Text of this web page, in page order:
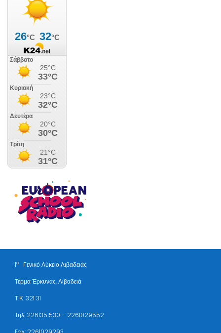
1ο
Γενικό Λύκειο Λιβαδειάς
Τέρμα Έρκυνας, Λιβαδειά
Τ.Κ. 321 31
Τηλ: 2261351530 – 2261029552